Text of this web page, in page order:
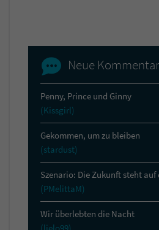
Neue
Penny, Prince und Ginny
(Kissgirl)
Gekommen, um zu bleiben
(stardust)
Szenario: Die Zukunft steht auf
(PMelittaM)
Wir überlebten die Nacht